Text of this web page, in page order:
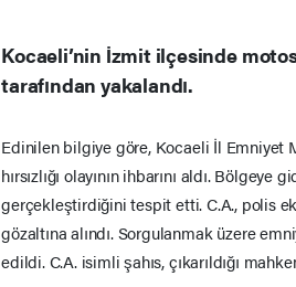
Kocaeli’nin İzmit ilçesinde
tarafından yakalandı.
Edinilen bilgiye göre, Kocaeli İl Emniyet
hırsızlığı olayının ihbarını aldı.
gerçekleştirdiğini tespit etti. C.A., polis
gözaltına alındı. Sorgulanmak üzere
edildi. C.A. isimli şahıs, çıkarıldığı